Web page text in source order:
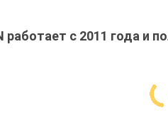
работает с 2011 года и